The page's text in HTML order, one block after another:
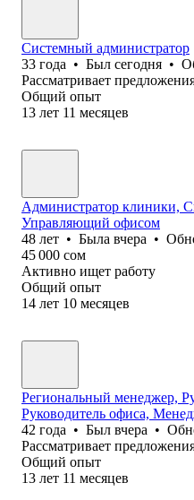
Системный администратор
33 года • Был сегодня •
Рассматривает
Общий опыт
13 лет 11 месяцев
Администратор клиники,
Управляющий офисом
48 лет • Была вчера •
45 000 сом
Активно ищет работу
Общий опыт
14 лет 10 месяцев
Региональный менеджер,
Руководитель офиса,
42 года • Был вчера •
Рассматривает
Общий опыт
13 лет 11 месяцев